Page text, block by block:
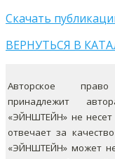
Скачать
ВЕРНУТЬСЯ В
Авторское
принадлежит
«ЭЙНШТЕЙН» не несет
отвечает за
«ЭЙНШТЕЙН» может